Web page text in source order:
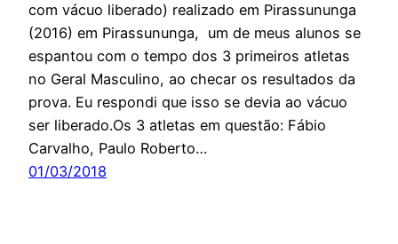
com vácuo liberado) realizado em Pirassununga
(2016) em Pirassununga, um de meus alunos se
espantou com o tempo dos 3 primeiros atletas
no Geral Masculino, ao checar os resultados da
prova. Eu respondi que isso se devia ao vácuo
ser liberado.Os 3 atletas em questão: Fábio
Carvalho, Paulo Roberto…
01/03/2018